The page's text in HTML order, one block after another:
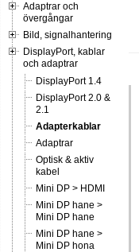
Adaptrar och
övergångar
Bild, signalhantering
DisplayPort, kablar
och adaptrar
DisplayPort 1.4
DisplayPort 2.0 &
2.1
Adapterkablar
Adaptrar
Optisk & aktiv
kabel
Mini DP > HDMI
Mini DP hane >
Mini DP hane
Mini DP hane >
Mini DP hona